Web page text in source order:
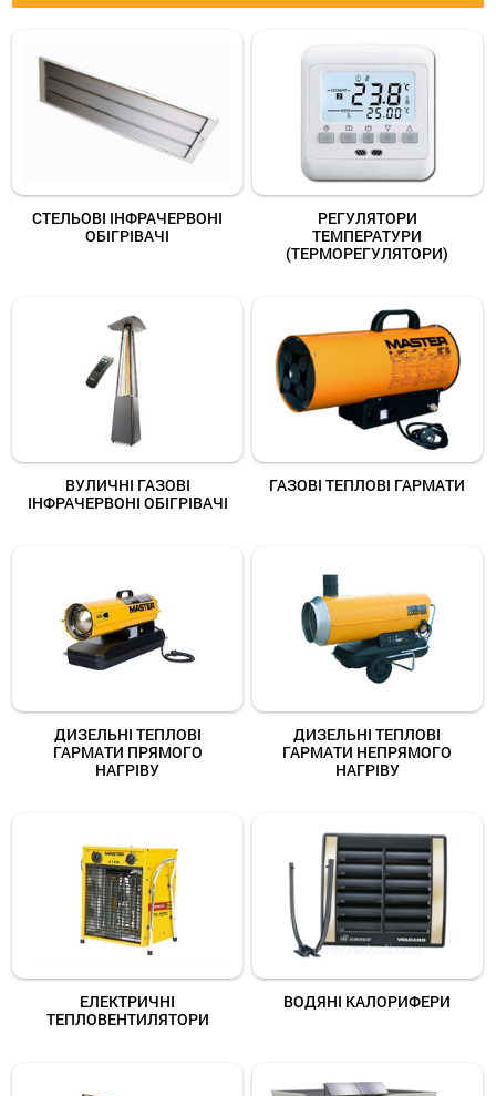
СТЕЛЬОВІ ІНФРАЧЕРВОНІ
ОБІГРІВАЧІ
РЕГУЛЯТОРИ
ТЕМПЕРАТУРИ
(ТЕРМОРЕГУЛЯТОРИ)
ВУЛИЧНІ ГАЗОВІ
ІНФРАЧЕРВОНІ ОБІГРІВАЧІ
ГАЗОВІ ТЕПЛОВІ ГАРМАТИ
ДИЗЕЛЬНІ ТЕПЛОВІ
ГАРМАТИ ПРЯМОГО
НАГРІВУ
ДИЗЕЛЬНІ ТЕПЛОВІ
ГАРМАТИ НЕПРЯМОГО
НАГРІВУ
ЕЛЕКТРИЧНІ
ТЕПЛОВЕНТИЛЯТОРИ
ВОДЯНІ КАЛОРИФЕРИ